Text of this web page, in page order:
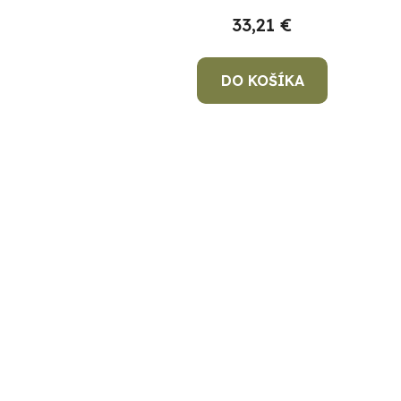
33,21 €
DO KOŠÍKA